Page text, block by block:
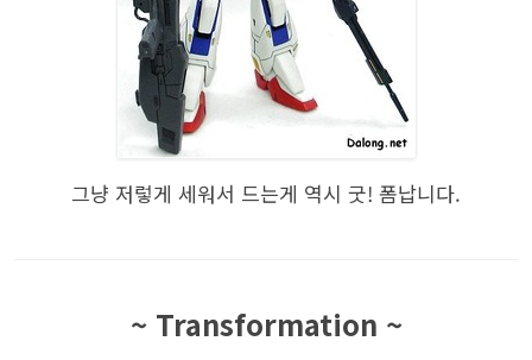
그냥 저렇게 세워서 드는게 역시 굿! 폼납니다.
~ Transformation ~